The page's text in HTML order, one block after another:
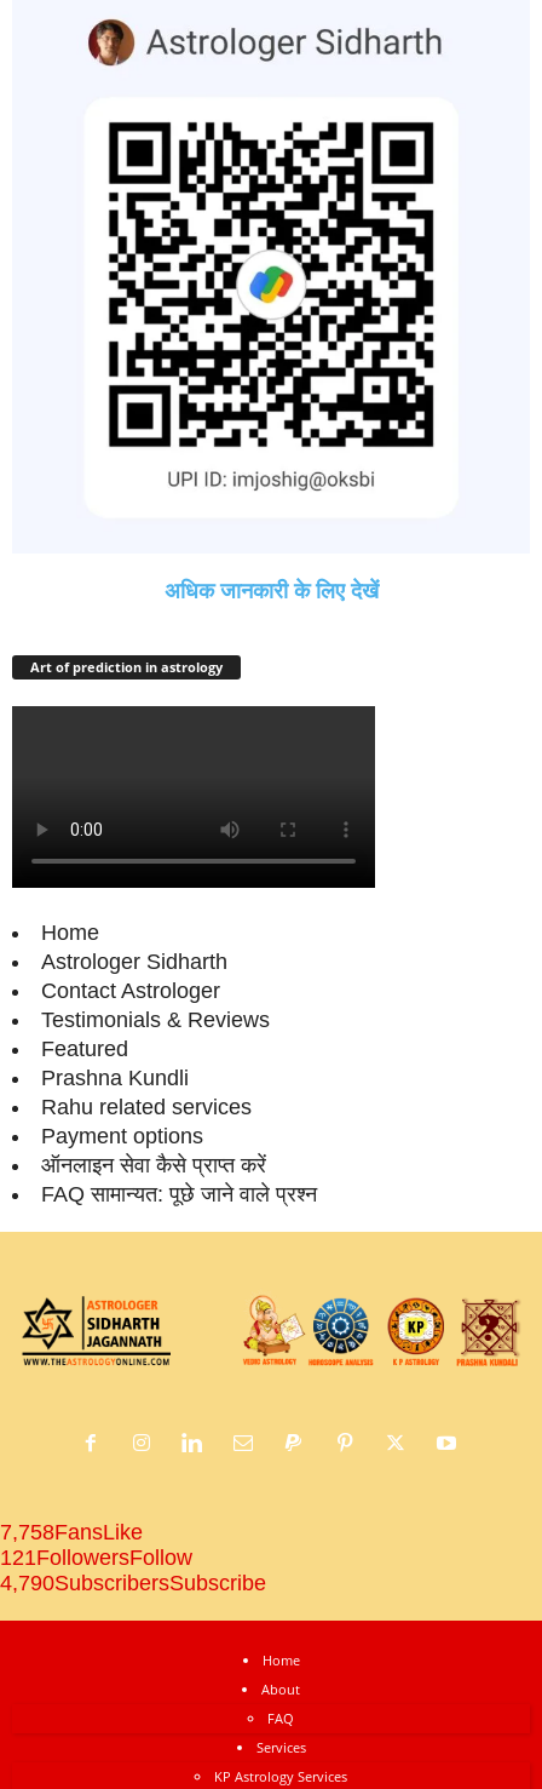
अधिक जानकारी के लिए देखें
Art of prediction in astrology
Home
Astrologer Sidharth
Contact Astrologer
Testimonials & Reviews
Featured
Prashna Kundli
Rahu related services
Payment options
ऑनलाइन सेवा कैसे प्राप्‍त करें
FAQ सामान्‍यत: पूछे जाने वाले प्रश्‍न
7,758FansLike
121FollowersFollow
4,790SubscribersSubscribe
Home
About
FAQ
Services
KP Astrology Services